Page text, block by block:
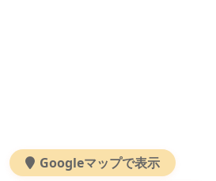
Googleマップで表示